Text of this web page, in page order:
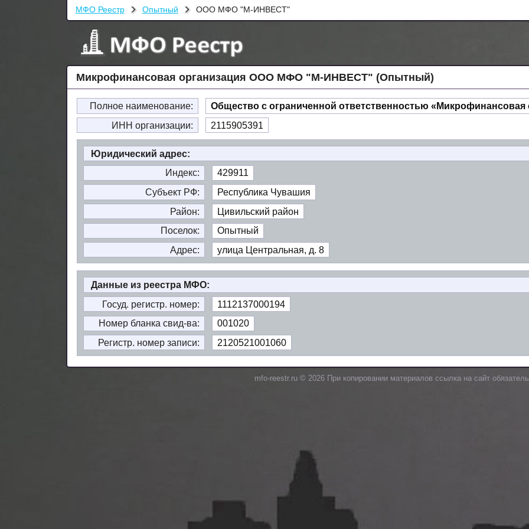
МФО Реестр Опытный ООО МФО "М-ИНВЕСТ"
Микрофинансовая организация ООО МФО "М-ИНВЕСТ" (Опытный)
Полное наименование:
Общество с ограниченной ответственностью
ИНН организации:
2115905391
Юридический адрес:
Индекс:
429911
Субъект РФ:
Республика Чувашия
Район:
Цивильский район
Поселок:
Опытный
Адрес:
улица Центральная, д. 8
Данные из реестра МФО:
Госуд. регистр. номер:
1112137000194
Номер бланка свид-ва:
001020
Регистр. номер записи:
2120521001060
mfo-reestr.ru © 2026 При копировании материалов ссылка на сайт